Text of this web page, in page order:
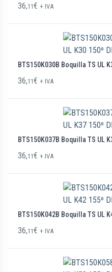
36,11€ + IVA
BTS150K030B Boquilla TS UL
36,11€ + IVA
BTS150K037B Boquilla TS UL
36,11€ + IVA
BTS150K042B Boquilla TS UL
36,11€ + IVA